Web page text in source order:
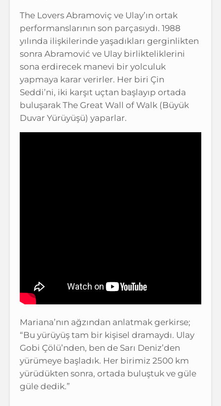
The Lovers Abramoviç ve Ulay’ın ortak
performanslarının son parçasıydı. 1988
yılında ilişkilerinde yaşadıkları gerginlikten
sonra Abramović ve Ulay birlikteliklerini
sona erdirecek manevi bir yolculuk
yapmaya karar verirler. Her biri Çin
Seddi’ni, iki karşıt uçtan başlayıp ortada
buluşarak The Great Wall of Walk (Büyük
Duvar Yürüyüşü) yaparlar.
Mariana’nın ağzından anlatmak gerkirse;
“Bu yürüyüş tam bir kişisel dramaydı. Ulay
Gobi Çölü’nden, ben de Sarı Deniz’den
yürümeye başladık. Her birimiz 2500 km
yürüdükten sonra, ortada buluştuk ve güle
güle dedik.”